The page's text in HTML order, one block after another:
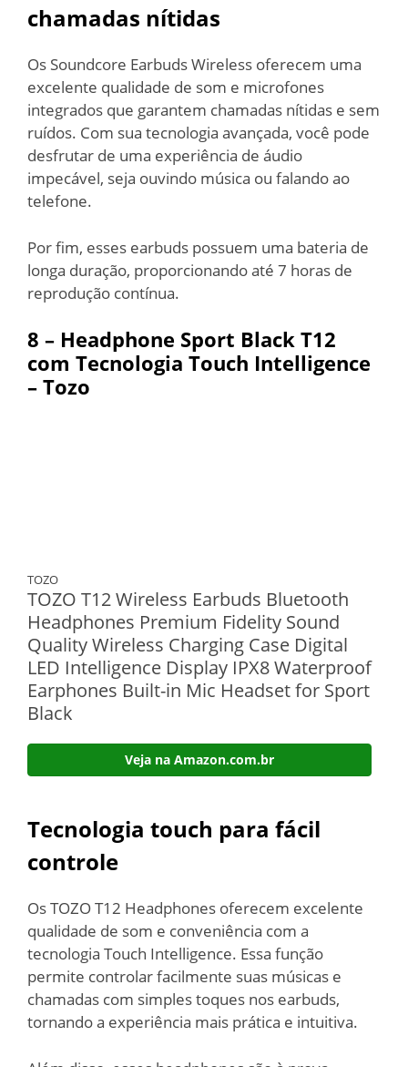
chamadas nítidas
Os Soundcore Earbuds Wireless oferecem uma
excelente qualidade de som e microfones
integrados que garantem chamadas nítidas e sem
ruídos. Com sua tecnologia avançada, você pode
desfrutar de uma experiência de áudio
impecável, seja ouvindo música ou falando ao
telefone.
Por fim, esses earbuds possuem uma bateria de
longa duração, proporcionando até 7 horas de
reprodução contínua.
8 – Headphone Sport Black T12
com Tecnologia Touch Intelligence
– Tozo
TOZO
TOZO T12 Wireless Earbuds Bluetooth
Headphones Premium Fidelity Sound
Quality Wireless Charging Case Digital
LED Intelligence Display IPX8 Waterproof
Earphones Built-in Mic Headset for Sport
Black
Veja na Amazon.com.br
Tecnologia touch para fácil
controle
Os TOZO T12 Headphones oferecem excelente
qualidade de som e conveniência com a
tecnologia Touch Intelligence. Essa função
permite controlar facilmente suas músicas e
chamadas com simples toques nos earbuds,
tornando a experiência mais prática e intuitiva.